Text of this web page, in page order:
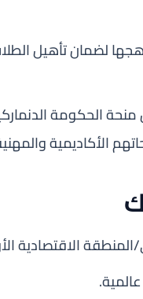
لضمان تأهيل
الحكومة
الأكاديمية
الاقتصادية